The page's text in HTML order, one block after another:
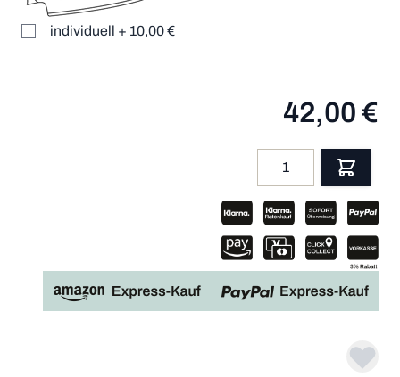
individuell + 10,00 €
42,00 €